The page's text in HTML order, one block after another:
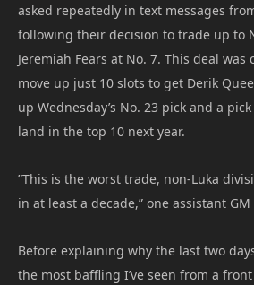
asked repeatedly in text messages
following their decision to trade up to
Jeremiah Fears at No. 7. This deal
move up just 10 slots to get Derik
up Wednesday’s No. 23 pick and a
land in the top 10 next year.
”This is the worst trade, non-Luka
in at least a decade,” one assistant
Before explaining why the last two
the most baffling I’ve seen from a